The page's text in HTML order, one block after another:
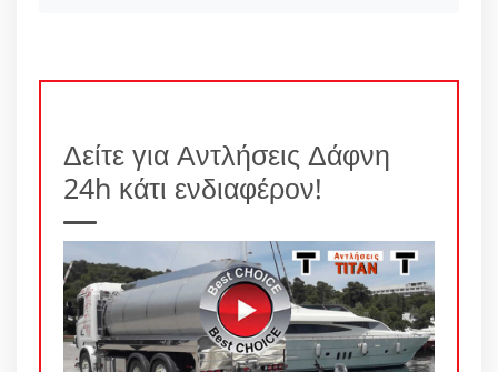
Δείτε για Αντλήσεις Δάφνη
24h κάτι ενδιαφέρον!